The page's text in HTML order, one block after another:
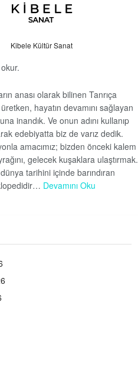
Kibele Kültür Sanat
anası olarak bilinen Tanrıça
hayatın devamını sağlayan
inandık. Ve onun adını kullanıp
edebiyatta biz de varız dedik.
amacımız; bizden önceki kalem
gelecek kuşaklara ulaştırmak.
tarihini içinde barındıran
Devamını Oku